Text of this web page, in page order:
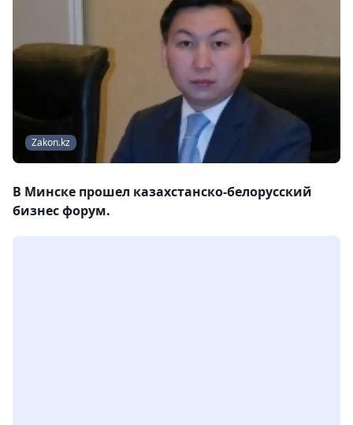
Zakon.kz
В Минске прошел казахстанско-белорусский
бизнес форум.